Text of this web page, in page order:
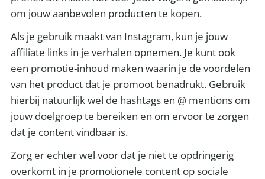
om jouw aanbevolen producten te kopen.
Als je gebruik maakt van Instagram, kun je jouw
affiliate links in je verhalen opnemen. Je kunt ook
een promotie-inhoud maken waarin je de voordelen
van het product dat je promoot benadrukt. Gebruik
hierbij natuurlijk wel de hashtags en @ mentions om
jouw doelgroep te bereiken en om ervoor te zorgen
dat je content vindbaar is.
Zorg er echter wel voor dat je niet te opdringerig
overkomt in je promotionele content op sociale